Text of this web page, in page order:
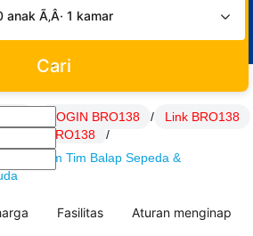
anak Ã‚Â· 1 kamar
Cari
LOGIN BRO138 /
Link BRO138
Hoki BRO138
/
Team Tim Balap Sepeda &
Fasilitas Aturan menginap